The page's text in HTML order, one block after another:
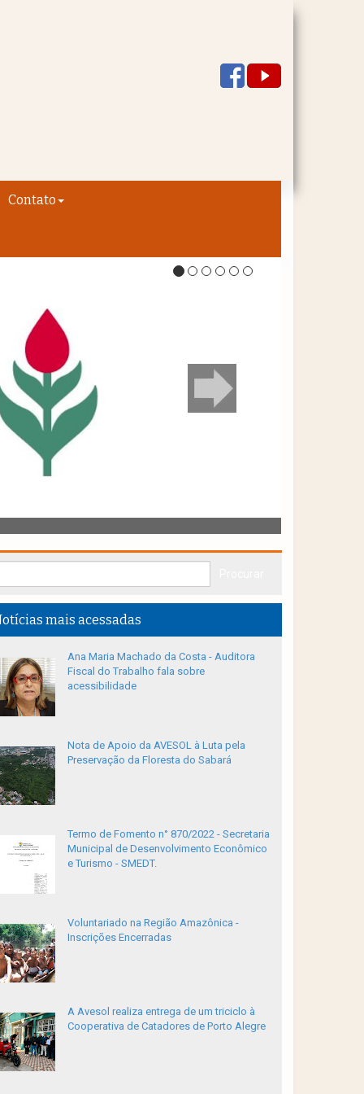
Contato
mais acessadas
Ana Maria Machado da Costa - Auditora
Fiscal do Trabalho fala sobre
acessibilidade
Nota de Apoio da AVESOL à Luta pela
Preservação da Floresta do Sabará
Termo de Fomento n° 870/2022 - Secretaria
Municipal de Desenvolvimento Econômico
e Turismo - SMEDT.
Voluntariado na Região Amazônica -
Inscrições Encerradas
A Avesol realiza entrega de um triciclo à
Cooperativa de Catadores de Porto Alegre